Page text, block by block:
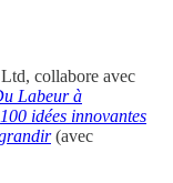
collabore avec
Labeur à
100 idées innovantes
(avec